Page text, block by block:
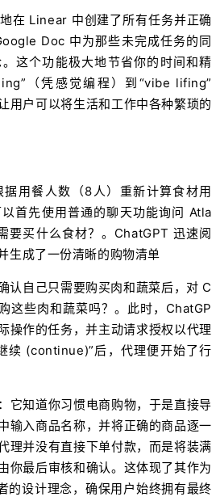
在 Linear 中创建了所有任务并正确
Doc 中为那些未完成任务的同
这个功能极大地节省你的时间和精
（凭感觉编程）到“vibe lifing”
用户可以将生活和工作中各种繁琐的
用餐人数（8人）重新计算食材用
首先使用普通的聊天功能询问 Atla
要买什么食材？。ChatGPT 迅速阅
生成了一份清晰的购物清单
认自己只需要购买肉和蔬菜后，对 C
这些肉和蔬菜吗？。此时，ChatGP
操作的任务，并主动请求授权以代理
续 (continue)”后，代理便开始了行
它知道你习惯电商购物，于是直接导
输入商品名称，并将正确的商品逐一
理并没有直接下单付款，而是将装满
你最后审核和确认。这体现了其作为
的设计理念，确保用户始终拥有最终